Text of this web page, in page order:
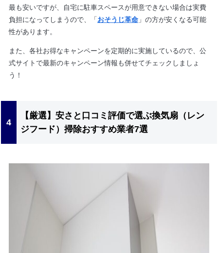
最も安いですが、自宅に駐車スペースが用意できない場合は実費
負担になってしまうので、「おそうじ革命」の方が安くなる可能
性があります。
また、各社お得なキャンペーンを定期的に実施しているので、公
式サイトで最新のキャンペーン情報も併せてチェックしましょ
う！
【厳選】安さと口コミ評価で選ぶ換気扇（レン
ジフード）掃除おすすめ業者7選